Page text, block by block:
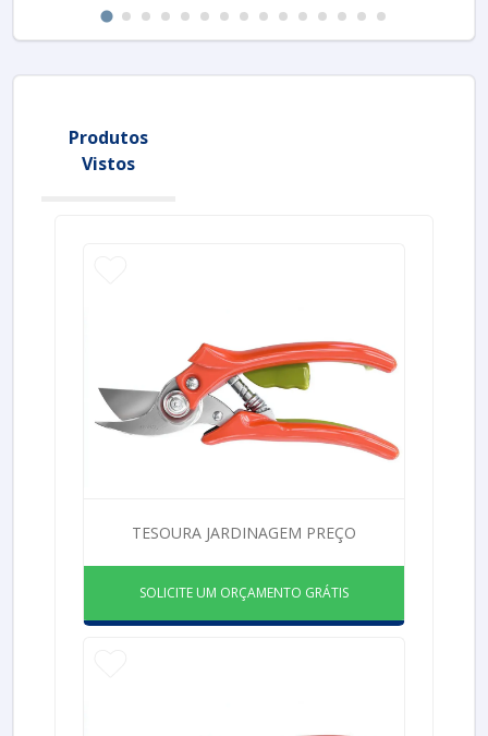
Produtos
Vistos
TESOURA JARDINAGEM PREÇO
SOLICITE UM ORÇAMENTO GRÁTIS